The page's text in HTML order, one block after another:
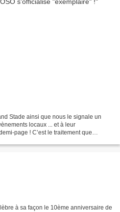
Stade ainsi que nous le signale un
locaux ... et à leur
page ! C’est le traitement que
à sa façon le 10ème anniversaire de